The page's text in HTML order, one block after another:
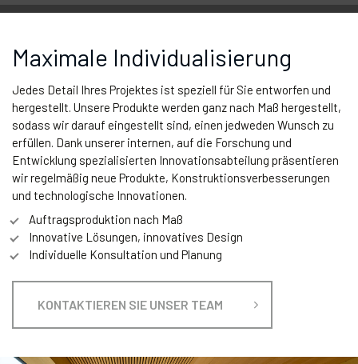
Maximale Individualisierung
Jedes Detail Ihres Projektes ist speziell für Sie entworfen und
hergestellt. Unsere Produkte werden ganz nach Maß hergestellt,
sodass wir darauf eingestellt sind, einen jedweden Wunsch zu
erfüllen. Dank unserer internen, auf die Forschung und
Entwicklung spezialisierten Innovationsabteilung präsentieren
wir regelmäßig neue Produkte, Konstruktionsverbesserungen
und technologische Innovationen.
Auftragsproduktion nach Maß
Innovative Lösungen, innovatives Design
Individuelle Konsultation und Planung
KONTAKTIEREN SIE UNSER TEAM